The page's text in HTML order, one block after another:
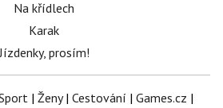
Na křídlech
Karak
prosím!
| Ženy| Cestování | Games.cz |